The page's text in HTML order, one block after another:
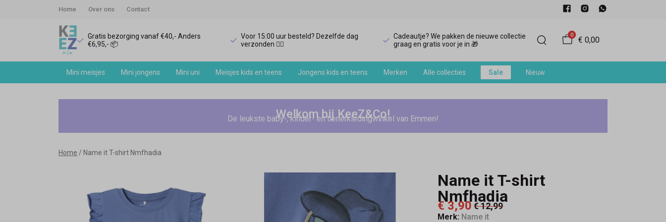
Home Over ons Contact
Gratis bezorging vanaf €40,- Anders
€6,95,- 📦
Voor 15:00 uur besteld? Dezelfde dag
verzonden 🏃‍♀️
Cadeautje? We pakken de nieuwe collectie
graag en gratis voor je in 🎁
0
€ 0,00
Mini meisjes Mini jongens Mini uni Meisjes kids en teens Jongens kids en teens Merken Alle collecties Sale Nieuw
Name
Nmfhadia
Welkom bij KeeZ&Co!
De leukste baby-, kinder- en tienerkledingwinkel van Emmen!
Home Name it T-shirt Nmfhadia
Name it T-shirt
Nmfhadia
€ 3,90€ 12,99
Merk: Name it